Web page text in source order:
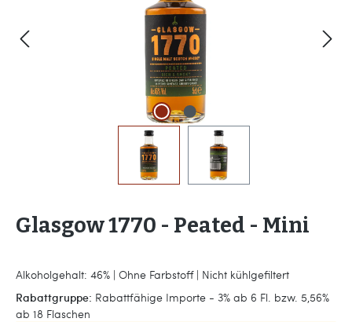
Glasgow 1770 - Peated - Mini
Alkoholgehalt: 46% | Ohne Farbstoff | Nicht kühlgefiltert
Rabattgruppe: Rabattfähige Importe - 3% ab 6 Fl. bzw. 5,56%
ab 18 Flaschen